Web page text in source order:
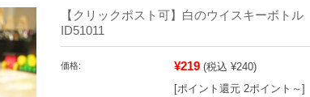
【クリックポスト可】白のウイスキーボトル
ID51011
価格: ¥219 (税込 ¥240)
[ポイント還元 2ポイント～]